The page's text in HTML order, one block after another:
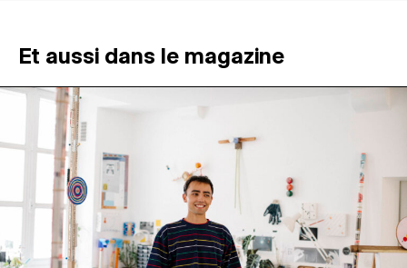
ATELIERS OUVERTS
PROGRAMMATION
MAGAZINE
ESPACES DE PRATIQUE ARTISTIQUE ↓
Et aussi dans le magazine